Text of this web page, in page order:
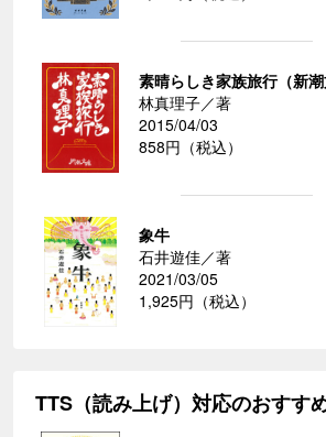
素晴らしき家族旅行（新潮
林真理子／著
2015/04/03
858円（税込）
象牛
石井遊佳／著
2021/03/05
1,925円（税込）
TTS（読み上げ）対応のおすす